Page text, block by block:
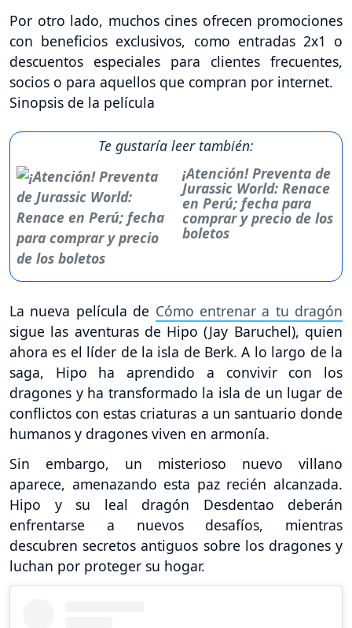
Por otro lado, muchos cines ofrecen promociones
con beneficios exclusivos, como entradas 2x1 o
descuentos especiales para clientes frecuentes,
socios o para aquellos que compran por internet.
Sinopsis de la película
Te gustaría leer también:
¡Atención! Preventa de
Jurassic World: Renace
en Perú; fecha para
comprar y precio de los
boletos
La nueva película de Cómo entrenar a tu dragón
sigue las aventuras de Hipo (Jay Baruchel), quien
ahora es el líder de la isla de Berk. A lo largo de la
saga, Hipo ha aprendido a convivir con los
dragones y ha transformado la isla de un lugar de
conflictos con estas criaturas a un santuario donde
humanos y dragones viven en armonía.
Sin embargo, un misterioso nuevo villano
aparece, amenazando esta paz recién alcanzada.
Hipo y su leal dragón Desdentao deberán
enfrentarse a nuevos desafíos, mientras
descubren secretos antiguos sobre los dragones y
luchan por proteger su hogar.